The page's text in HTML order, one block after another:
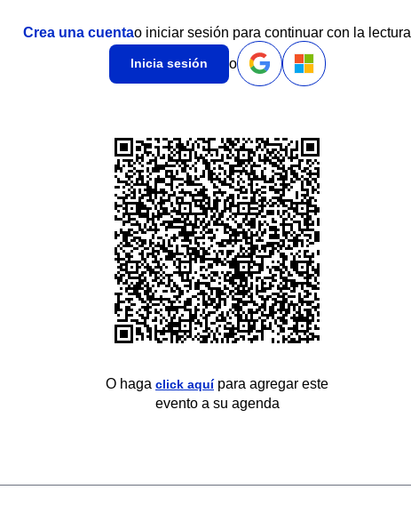
Crea una cuentao iniciar sesión para continuar con la lectura
Inicia sesión o
O haga click aquípara agregar este
evento a su agenda